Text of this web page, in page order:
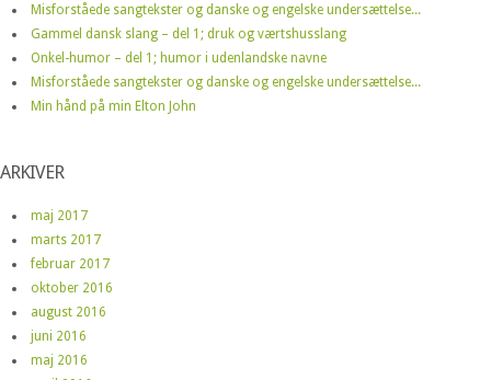
Misforståede sangtekster og danske og engelske undersættelse...
Gammel dansk slang – del 1; druk og værtshusslang
Onkel-humor – del 1; humor i udenlandske navne
Misforståede sangtekster og danske og engelske undersættelse...
Min hånd på min Elton John
ARKIVER
maj 2017
marts 2017
februar 2017
oktober 2016
august 2016
juni 2016
maj 2016